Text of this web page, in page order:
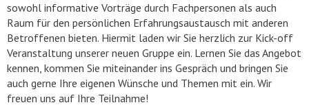
sowohl informative Vorträge durch Fachpersonen als auch
Raum für den persönlichen Erfahrungsaustausch mit anderen
Betroffenen bieten. Hiermit laden wir Sie herzlich zur Kick-off
Veranstaltung unserer neuen Gruppe ein. Lernen Sie das Angebot
kennen, kommen Sie miteinander ins Gespräch und bringen Sie
auch gerne Ihre eigenen Wünsche und Themen mit ein. Wir
freuen uns auf Ihre Teilnahme!